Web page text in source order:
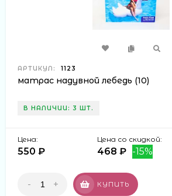
АРТИКУЛ: 1123
матрас надувной лебедь (10)
В НАЛИЧИИ: 3 ШТ.
Цена:
550 ₽
Цена со скидкой:
468 ₽ -15%
- + КУПИТЬ